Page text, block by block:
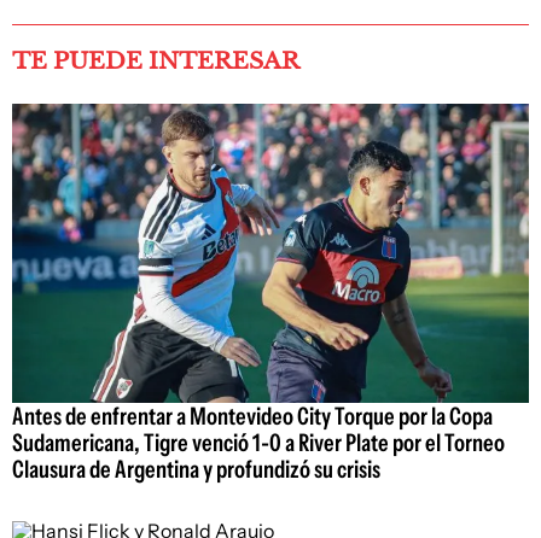
TE PUEDE INTERESAR
Antes de enfrentar a Montevideo City Torque por la Copa
Sudamericana, Tigre venció 1-0 a River Plate por el Torneo
Clausura de Argentina y profundizó su crisis